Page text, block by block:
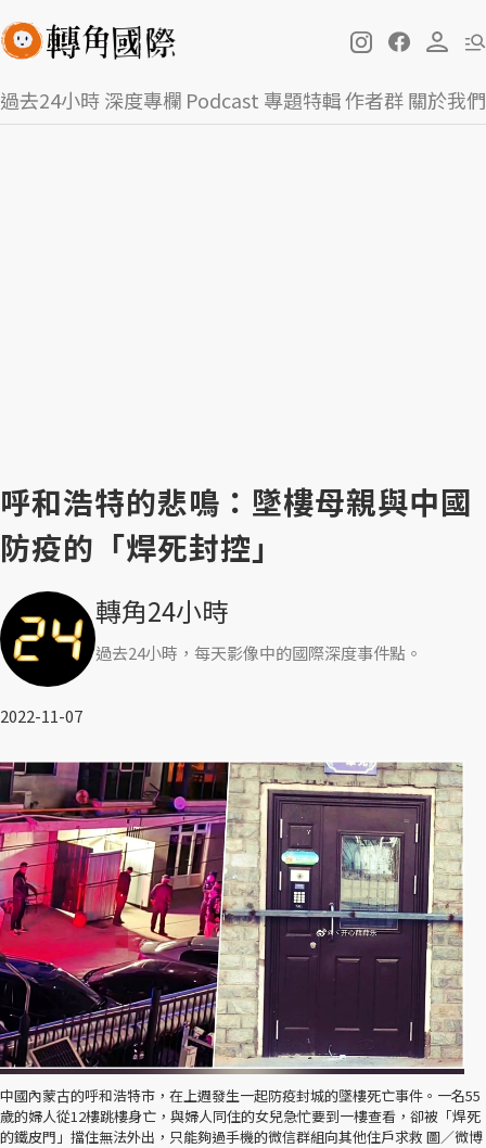
過去24小時深度專欄 Podcast 專題特輯作者群關於我們
呼和浩特的悲鳴：墜樓母親與中國
防疫的「焊死封控」
轉角24小時
過去24小時，每天影像中的國際深度事件點。
2022-11-07
中國內蒙古的呼和浩特市，在上週發生一起防疫封城的墜樓死亡事件。一名55
歲的婦人從12樓跳樓身亡，與婦人同住的女兒急忙要到一樓查看，卻被「焊死
的鐵皮門」擋住無法外出，只能夠過手機的微信群組向其他住戶求救 圖／微博